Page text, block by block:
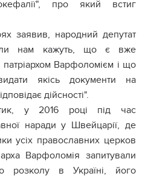
про який встиг
заявив, народний депутат
нам кажуть, що є вже
Варфоломієм і що
якісь документи на
дійсності".
у 2016 році під час
наради у Швейцарії, де
усіх православних церков
Варфоломія запитували
розколу в Україні, його